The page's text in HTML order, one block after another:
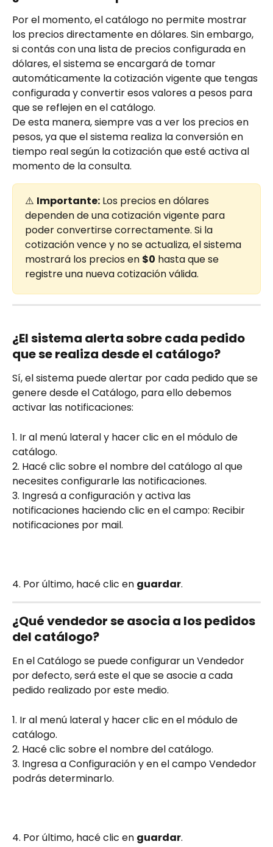
Por el momento, el catálogo no permite mostrar
los precios directamente en dólares. Sin embargo,
si contás con una lista de precios configurada en
dólares, el sistema se encargará de tomar
automáticamente la cotización vigente que tengas
configurada y convertir esos valores a pesos para
que se reflejen en el catálogo.
De esta manera, siempre vas a ver los precios en
pesos, ya que el sistema realiza la conversión en
tiempo real según la cotización que esté activa al
momento de la consulta.
⚠️ Importante: Los precios en dólares
dependen de una cotización vigente para
poder convertirse correctamente. Si la
cotización vence y no se actualiza, el sistema
mostrará los precios en $0 hasta que se
registre una nueva cotización válida.
¿El sistema alerta sobre cada pedido
que se realiza desde el catálogo?
Sí, el sistema puede alertar por cada pedido que se
genere desde el Catálogo, para ello debemos
activar las notificaciones:
1. Ir al menú lateral y hacer clic en el módulo de
catálogo.
2. Hacé clic sobre el nombre del catálogo al que
necesites configurarle las notificaciones.
3. Ingresá a configuración y activa las
notificaciones haciendo clic en el campo: Recibir
notificaciones por mail.
4. Por último, hacé clic en guardar.
¿Qué vendedor se asocia a los pedidos
del catálogo?
En el Catálogo se puede configurar un Vendedor
por defecto, será este el que se asocie a cada
pedido realizado por este medio.
1. Ir al menú lateral y hacer clic en el módulo de
catálogo.
2. Hacé clic sobre el nombre del catálogo.
3. Ingresa a Configuración y en el campo Vendedor
podrás determinarlo.
4. Por último, hacé clic en guardar.